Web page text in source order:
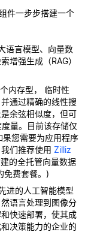
件一步步搭建一个
语言模型、向量数
增强生成（RAG）
内存型， 临时性
通过精确的线性搜
余弦相似度，但可
量。目前该存储仅
您需要为应用程序
们推荐使用 Zilliz
的全托管向量数据
免费套餐。)
进的人工智能模型
语言处理到图像分
快速部署，使其成
决策能力的企业的